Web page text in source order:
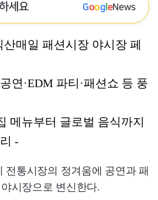
세요 GoogleNews
산매일 패션시장 야시장 페
연·EDM 파티·패션쇼 등 풍
메뉴부터 글로벌 음식까지
-
전통시장의 정겨움에 공연과 패
시장으로 변신한다.